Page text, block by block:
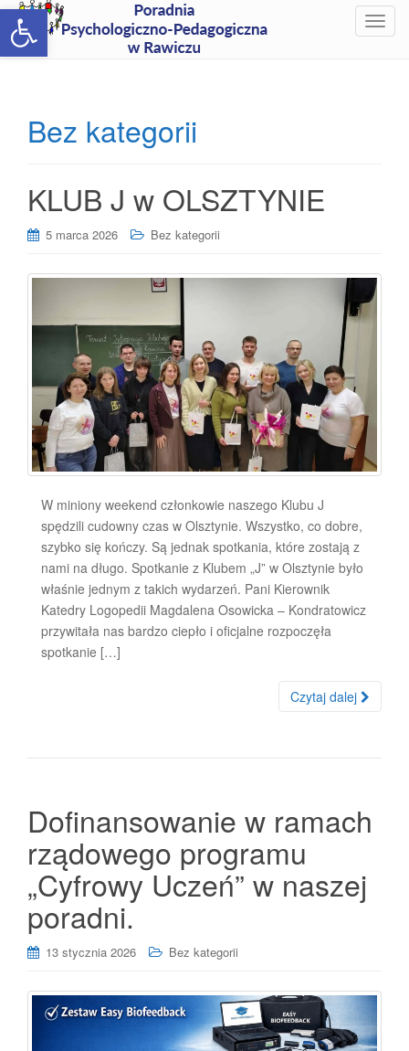
Open toolbar
T
t
i
Bez kategorii
KLUB J w OLSZTYNIE
5 marca 2026 Bez kategorii
W miniony weekend członkowie naszego Klubu J
spędzili cudowny czas w Olsztynie. Wszystko, co dobre,
szybko się kończy. Są jednak spotkania, które zostają z
nami na długo. Spotkanie z Klubem „J” w Olsztynie było
właśnie jednym z takich wydarzeń. Pani Kierownik
Katedry Logopedii Magdalena Osowicka – Kondratowicz
przywitała nas bardzo ciepło i oficjalne rozpoczęła
spotkanie […]
Czytaj dalej
Dofinansowanie w ramach
rządowego programu
„Cyfrowy Uczeń” w naszej
poradni.
13 stycznia 2026 Bez kategorii